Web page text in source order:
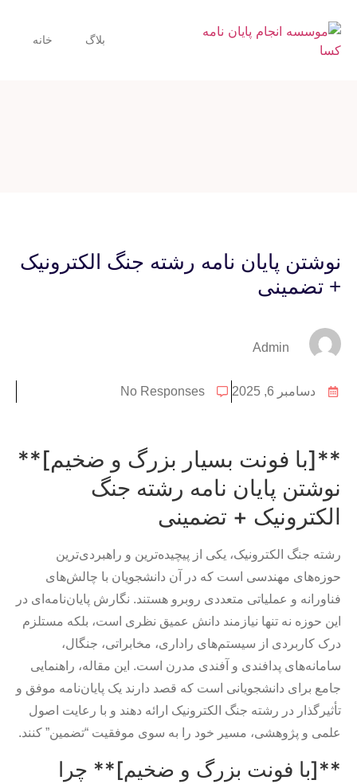
خانه بلاگ
نوشتن پایان نامه رشته جنگ الکترونیک
+ تضمینی
Admin
دسامبر 6, 2025 No Responses
**[با فونت بسیار بزرگ و ضخیم]**
نوشتن پایان نامه رشته جنگ
الکترونیک + تضمینی
رشته جنگ الکترونیک، یکی از پیچیده‌ترین و راهبردی‌ترین
حوزه‌های مهندسی است که در آن دانشجویان با چالش‌های
فناورانه و عملیاتی متعددی روبرو هستند. نگارش پایان‌نامه‌ای در
این حوزه نه تنها نیازمند دانش عمیق نظری است، بلکه مستلزم
درک کاربردی از سیستم‌های راداری، مخابراتی، جنگال،
سامانه‌های پدافندی و آفندی مدرن است. این مقاله، راهنمایی
جامع برای دانشجویانی است که قصد دارند یک پایان‌نامه موفق و
تأثیرگذار در رشته جنگ الکترونیک ارائه دهند و با رعایت اصول
علمی و پژوهشی، مسیر خود را به سوی موفقیت “تضمین” کنند.
**[با فونت بزرگ و ضخیم]** چرا